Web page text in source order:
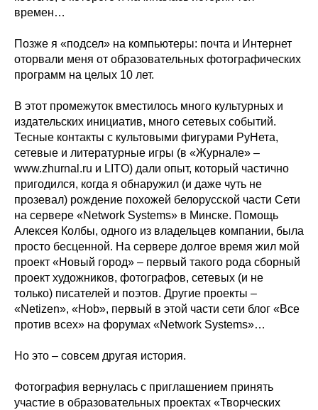
времен…
Позже я «подсел» на компьютеры: почта и Интернет
оторвали меня от образовательных фотографических
программ на целых 10 лет.
В этот промежуток вместилось много культурных и
издательских инициатив, много сетевых событий.
Тесные контакты с культовыми фигурами РуНета,
сетевые и литературные игры (в «Журнале» –
www.zhurnal.ru и LITO) дали опыт, который частично
пригодился, когда я обнаружил (и даже чуть не
прозевал) рождение похожей белорусской части Сети
на сервере «Network Systems» в Минске. Помощь
Алексея Колбы, одного из владельцев компании, была
просто бесценной. На сервере долгое время жил мой
проект «Новый город» – первый такого рода сборный
проект художников, фотографов, сетевых (и не
только) писателей и поэтов. Другие проекты –
«Netizen», «Hob», первый в этой части сети блог «Все
против всех» на форумах «Network Systems»…
Но это – совсем другая история.
Фотография вернулась с приглашением принять
участие в образовательных проектах «Творческих